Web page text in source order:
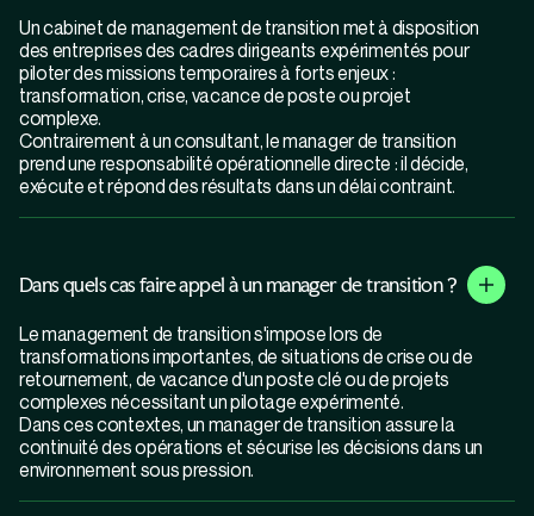
Un cabinet de management de transition met à disposition
des entreprises des cadres dirigeants expérimentés pour
piloter des missions temporaires à forts enjeux :
transformation, crise, vacance de poste ou projet
complexe.
Contrairement à un consultant, le manager de transition
prend une responsabilité opérationnelle directe : il décide,
exécute et répond des résultats dans un délai contraint.
Dans quels cas faire appel à un manager de transition ?
Le management de transition s'impose lors de
transformations importantes, de situations de crise ou de
retournement, de vacance d'un poste clé ou de projets
complexes nécessitant un pilotage expérimenté.
Dans ces contextes, un manager de transition assure la
continuité des opérations et sécurise les décisions dans un
environnement sous pression.